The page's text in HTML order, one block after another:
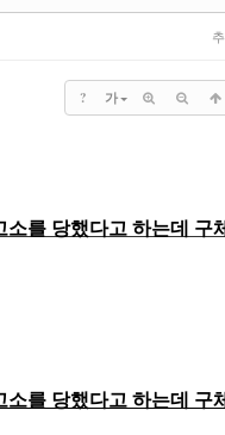
치유공의TF
1:1문의
홈페이지수정요청
? 가
를 당했다고 하는데 구
를 당했다고 하는데 구